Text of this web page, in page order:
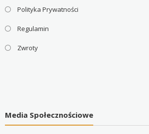
Polityka Prywatności
Regulamin
Zwroty
Media Społecznościowe